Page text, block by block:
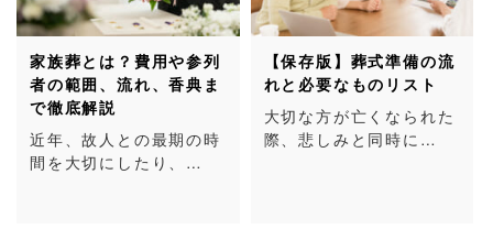
家族葬とは？費用や参列
者の範囲、流れ、香典ま
で徹底解説
近年、故人との最期の時
間を大切にしたり、…
【保存版】葬式準備の流
れと必要なものリスト
大切な方が亡くなられた
際、悲しみと同時に…